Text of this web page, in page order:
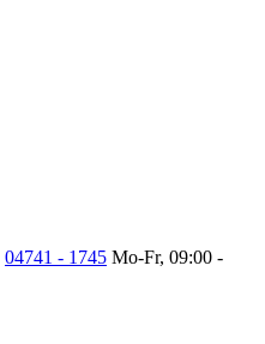
04741 - 1745 Mo-Fr, 09:00 -